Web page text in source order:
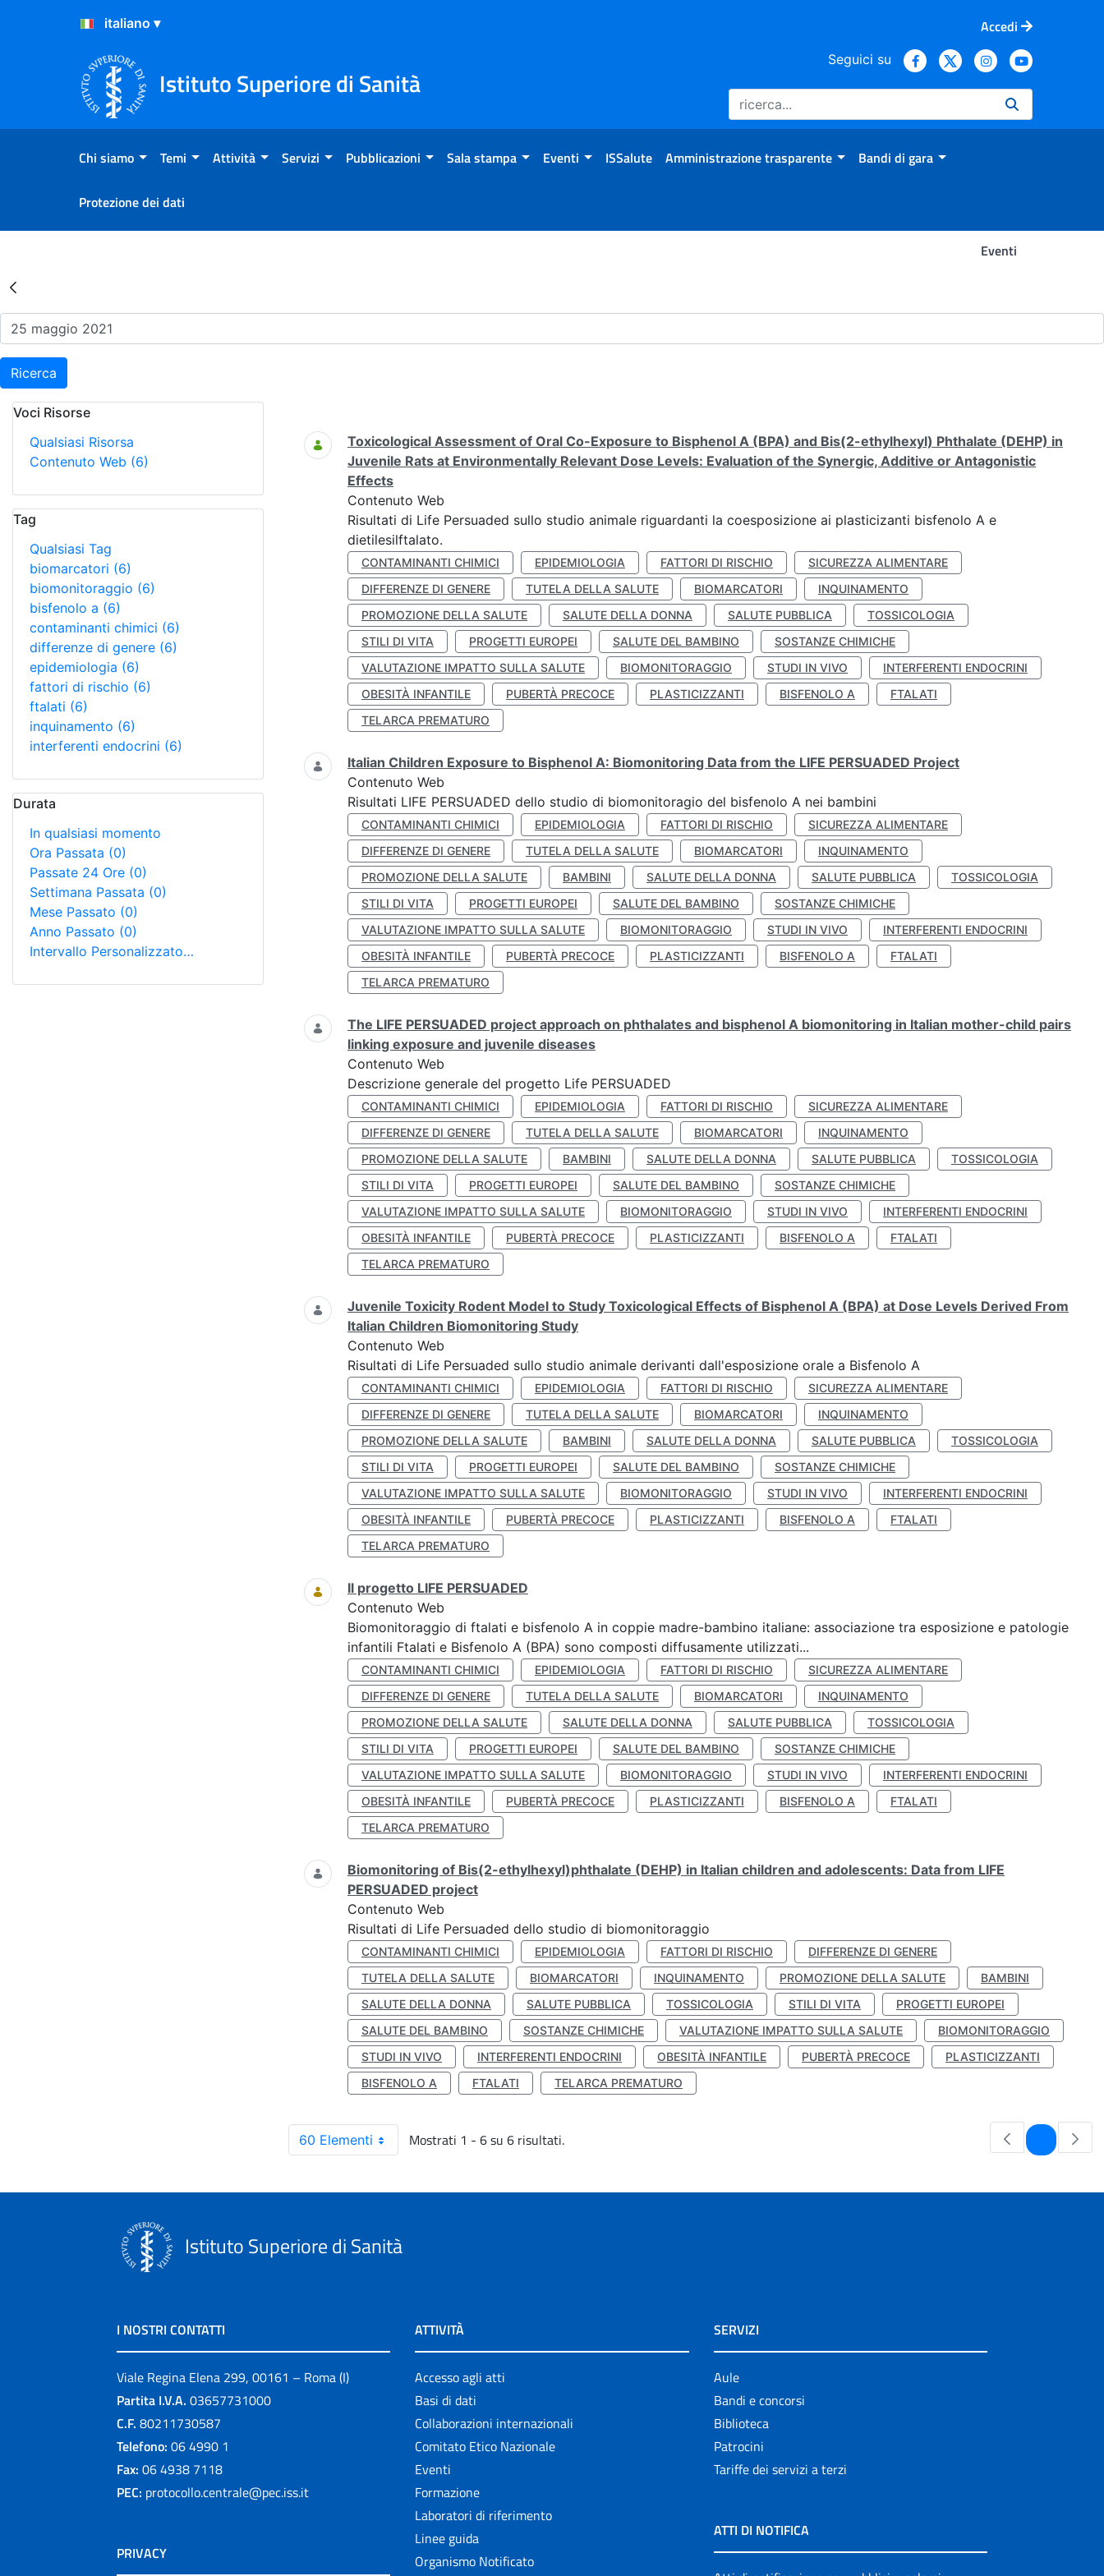
Salta al Contenuto
Salta al Footer
Accedi
Istituto Superiore di Sanità
Seguici su
Chi siamo Temi Attività Servizi Pubblicazioni Sala stampa Eventi ISSalute Amministrazione trasparente Bandi di gara
Protezione dei dati
Eventi
Risultati della Ricerca - Eventi
Ricerca
Voci Risorse
Qualsiasi Risorsa
Contenuto Web (6)
Tag
Qualsiasi Tag
biomarcatori (6)
biomonitoraggio (6)
bisfenolo a (6)
contaminanti chimici (6)
differenze di genere (6)
epidemiologia (6)
fattori di rischio (6)
ftalati (6)
inquinamento (6)
interferenti endocrini (6)
Durata
In qualsiasi momento
Ora Passata (0)
Passate 24 Ore (0)
Settimana Passata (0)
Mese Passato (0)
Anno Passato (0)
Intervallo Personalizzato…
Ricerca
Toxicological Assessment of Oral Co-Exposure to Bisphenol A (BPA) and Bis(2-ethylhexyl) Phthalate (DEHP) in
Juvenile Rats at Environmentally Relevant Dose Levels: Evaluation of the Synergic, Additive or Antagonistic
Effects
Contenuto Web
Risultati di Life Persuaded sullo studio animale riguardanti la coesposizione ai plasticizanti bisfenolo A e
dietilesilftalato.
CONTAMINANTI CHIMICI EPIDEMIOLOGIA FATTORI DI RISCHIO
SICUREZZA ALIMENTARE
DIFFERENZE DI GENERE
TUTELA DELLA SALUTE BIOMARCATORI
INQUINAMENTO
PROMOZIONE DELLA SALUTE
SALUTE DELLA DONNA SALUTE PUBBLICA
TOSSICOLOGIA
STILI DI VITA
PROGETTI EUROPEI SALUTE DEL BAMBINO
SOSTANZE CHIMICHE
VALUTAZIONE IMPATTO SULLA SALUTE
BIOMONITORAGGIO STUDI IN VIVO
INTERFERENTI ENDOCRINI
OBESITÀ INFANTILE
PUBERTÀ PRECOCE PLASTICIZZANTI BISFENOLO A
FTALATI
TELARCA PREMATURO
Italian Children Exposure to Bisphenol A: Biomonitoring Data from the LIFE PERSUADED Project
Contenuto Web
Risultati LIFE PERSUADED dello studio di biomonitoragio del bisfenolo A nei bambini
CONTAMINANTI CHIMICI EPIDEMIOLOGIA FATTORI DI RISCHIO
SICUREZZA ALIMENTARE
DIFFERENZE DI GENERE
TUTELA DELLA SALUTE BIOMARCATORI
INQUINAMENTO
PROMOZIONE DELLA SALUTE
BAMBINI SALUTE DELLA DONNA SALUTE PUBBLICA
TOSSICOLOGIA
STILI DI VITA
PROGETTI EUROPEI SALUTE DEL BAMBINO
SOSTANZE CHIMICHE
VALUTAZIONE IMPATTO SULLA SALUTE
BIOMONITORAGGIO STUDI IN VIVO
INTERFERENTI ENDOCRINI
OBESITÀ INFANTILE
PUBERTÀ PRECOCE PLASTICIZZANTI BISFENOLO A
FTALATI
TELARCA PREMATURO
The LIFE PERSUADED project approach on phthalates and bisphenol A biomonitoring in Italian mother-child pairs
linking exposure and juvenile diseases
Contenuto Web
Descrizione generale del progetto Life PERSUADED
CONTAMINANTI CHIMICI EPIDEMIOLOGIA FATTORI DI RISCHIO
SICUREZZA ALIMENTARE
DIFFERENZE DI GENERE
TUTELA DELLA SALUTE BIOMARCATORI
INQUINAMENTO
PROMOZIONE DELLA SALUTE
BAMBINI SALUTE DELLA DONNA SALUTE PUBBLICA
TOSSICOLOGIA
STILI DI VITA
PROGETTI EUROPEI SALUTE DEL BAMBINO
SOSTANZE CHIMICHE
VALUTAZIONE IMPATTO SULLA SALUTE
BIOMONITORAGGIO STUDI IN VIVO
INTERFERENTI ENDOCRINI
OBESITÀ INFANTILE
PUBERTÀ PRECOCE PLASTICIZZANTI BISFENOLO A
FTALATI
TELARCA PREMATURO
Juvenile Toxicity Rodent Model to Study Toxicological Effects of Bisphenol A (BPA) at Dose Levels Derived From
Italian Children Biomonitoring Study
Contenuto Web
Risultati di Life Persuaded sullo studio animale derivanti dall'esposizione orale a Bisfenolo A
CONTAMINANTI CHIMICI EPIDEMIOLOGIA FATTORI DI RISCHIO
SICUREZZA ALIMENTARE
DIFFERENZE DI GENERE
TUTELA DELLA SALUTE BIOMARCATORI
INQUINAMENTO
PROMOZIONE DELLA SALUTE
BAMBINI SALUTE DELLA DONNA SALUTE PUBBLICA
TOSSICOLOGIA
STILI DI VITA
PROGETTI EUROPEI SALUTE DEL BAMBINO
SOSTANZE CHIMICHE
VALUTAZIONE IMPATTO SULLA SALUTE
BIOMONITORAGGIO STUDI IN VIVO
INTERFERENTI ENDOCRINI
OBESITÀ INFANTILE
PUBERTÀ PRECOCE PLASTICIZZANTI BISFENOLO A
FTALATI
TELARCA PREMATURO
Il progetto LIFE PERSUADED
Contenuto Web
Biomonitoraggio di ftalati e bisfenolo A in coppie madre-bambino italiane: associazione tra esposizione e patologie
infantili Ftalati e Bisfenolo A (BPA) sono composti diffusamente utilizzati...
CONTAMINANTI CHIMICI EPIDEMIOLOGIA FATTORI DI RISCHIO
SICUREZZA ALIMENTARE
DIFFERENZE DI GENERE
TUTELA DELLA SALUTE BIOMARCATORI
INQUINAMENTO
PROMOZIONE DELLA SALUTE
SALUTE DELLA DONNA SALUTE PUBBLICA
TOSSICOLOGIA
STILI DI VITA
PROGETTI EUROPEI SALUTE DEL BAMBINO
SOSTANZE CHIMICHE
VALUTAZIONE IMPATTO SULLA SALUTE
BIOMONITORAGGIO STUDI IN VIVO
INTERFERENTI ENDOCRINI
OBESITÀ INFANTILE
PUBERTÀ PRECOCE PLASTICIZZANTI BISFENOLO A
FTALATI
TELARCA PREMATURO
Biomonitoring of Bis(2-ethylhexyl)phthalate (DEHP) in Italian children and adolescents: Data from LIFE
PERSUADED project
Contenuto Web
Risultati di Life Persuaded dello studio di biomonitoraggio
CONTAMINANTI CHIMICI EPIDEMIOLOGIA FATTORI DI RISCHIO
DIFFERENZE DI GENERE
TUTELA DELLA SALUTE
BIOMARCATORI INQUINAMENTO PROMOZIONE DELLA SALUTE
BAMBINI
SALUTE DELLA DONNA
SALUTE PUBBLICA TOSSICOLOGIA STILI DI VITA
PROGETTI EUROPEI
SALUTE DEL BAMBINO
SOSTANZE CHIMICHE VALUTAZIONE IMPATTO SULLA SALUTE
BIOMONITORAGGIO
STUDI IN VIVO
INTERFERENTI ENDOCRINI OBESITÀ INFANTILE PUBERTÀ PRECOCE
PLASTICIZZANTI
BISFENOLO A
FTALATI TELARCA PREMATURO
60 Elementi Mostrati 1 - 6 su 6 risultati. Pagina
Istituto Superiore di Sanità
I NOSTRI CONTATTI
Viale Regina Elena 299, 00161 – Roma (I)
Partita I.V.A. 03657731000
C.F. 80211730587
Telefono: 06 4990 1
Fax: 06 4938 7118
PEC: protocollo.centrale@pec.iss.it
PRIVACY
ATTIVITÀ
Accesso agli atti
Basi di dati
Collaborazioni internazionali
Comitato Etico Nazionale
Eventi
Formazione
Laboratori di riferimento
Linee guida
Organismo Notificato
SERVIZI
Aule
Bandi e concorsi
Biblioteca
Patrocini
Tariffe dei servizi a terzi
ATTI DI NOTIFICA